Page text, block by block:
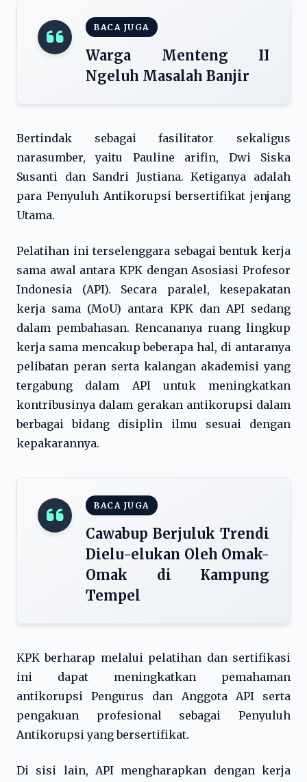
BACA JUGA
Warga Menteng II
Ngeluh Masalah Banjir
Bertindak sebagai fasilitator sekaligus
narasumber, yaitu Pauline arifin, Dwi Siska
Susanti dan Sandri Justiana. Ketiganya adalah
para Penyuluh Antikorupsi bersertifikat jenjang
Utama.
Pelatihan ini terselenggara sebagai bentuk kerja
sama awal antara KPK dengan Asosiasi Profesor
Indonesia (API). Secara paralel, kesepakatan
kerja sama (MoU) antara KPK dan API sedang
dalam pembahasan. Rencananya ruang lingkup
kerja sama mencakup beberapa hal, di antaranya
pelibatan peran serta kalangan akademisi yang
tergabung dalam API untuk meningkatkan
kontribusinya dalam gerakan antikorupsi dalam
berbagai bidang disiplin ilmu sesuai dengan
kepakarannya.
BACA JUGA
Cawabup Berjuluk Trendi
Dielu-elukan Oleh Omak-
Omak di Kampung
Tempel
KPK berharap melalui pelatihan dan sertifikasi
ini dapat meningkatkan pemahaman
antikorupsi Pengurus dan Anggota API serta
pengakuan profesional sebagai Penyuluh
Antikorupsi yang bersertifikat.
Di sisi lain, API mengharapkan dengan kerja